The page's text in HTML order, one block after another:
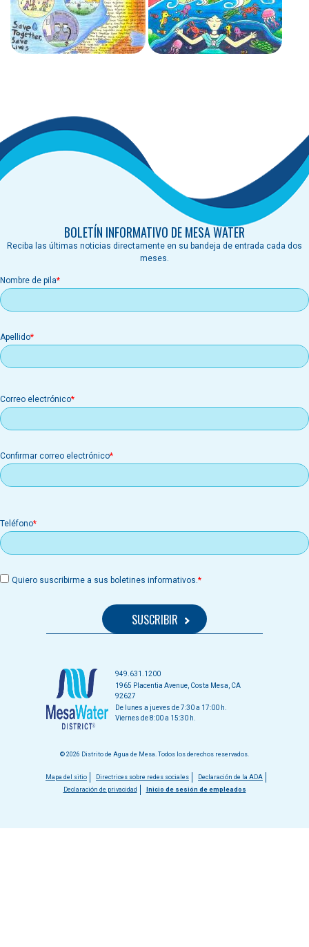
BOLETÍN INFORMATIVO DE MESA WATER
Reciba las últimas noticias directamente en su bandeja de entrada cada dos
meses.
Nombre de pila
Apellido
Correo
electrónico
Correo electrónico
Confirmar correo electrónico
Teléfono
Quiero suscribirme a sus boletines informativos.
949.631.1200
1965 Placentia Avenue, Costa Mesa, CA
92627
De lunes a jueves de 7:30 a 17:00 h.
Viernes de 8:00 a 15:30 h.
© 2026 Distrito de Agua de Mesa. Todos los derechos reservados.
Menú
pie
Mapa del sitio Directrices sobre redes sociales
Declaración de la ADA
Declaración de privacidad
Inicio de sesión de empleados